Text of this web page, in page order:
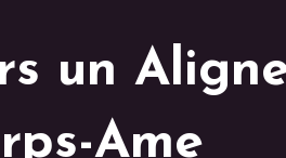
un
Ame